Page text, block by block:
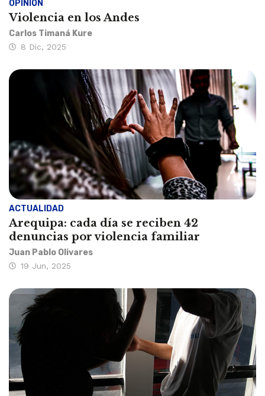
OPINIÓN
Violencia en los Andes
Carlos Timaná Kure
8 Dic, 2025
ACTUALIDAD
Arequipa: cada día se reciben 42
denuncias por violencia familiar
Juan Pablo Olivares
19 Jun, 2025